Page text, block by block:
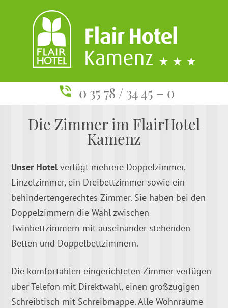
0 35 78 / 34 45 – 0
Die Zimmer im FlairHotel
Kamenz
Unser Hotelverfügt mehrere Doppelzimmer,
Einzelzimmer, ein Dreibettzimmer sowie ein
behindertengerechtes Zimmer. Sie haben bei den
Doppelzimmern die Wahl zwischen
Twinbettzimmern mit auseinander stehenden
Betten und Doppelbettzimmern.
Die komfortablen eingerichteten Zimmer verfügen
über Telefon mit Direktwahl, einen großzügigen
Schreibtisch mit Schreibmappe. Alle Wohnräume